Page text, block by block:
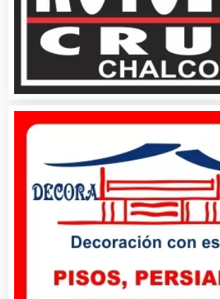
Animadores de Eventos
Aparatos y Equipos Eléctricos
Arquitectos
Artes Gráficas
Artesanías
Artículos de Oficina